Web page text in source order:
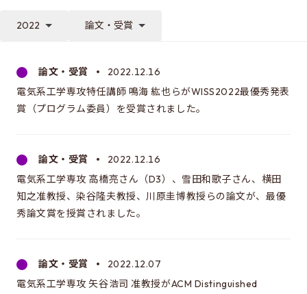
入試について
修士特別口述試験
入試案内書 / 出願サイトでの提出が必要な書類（入試
案内書、修論/博論研究課題内容、成績集計表）
試験科目に関する情報
EEISを目指す方へ
2022 論文・受賞
論文・受賞
2022.12.16
電気系工学専攻特任講師 鳴海 紘也らがWISS2022最優秀発表
賞（プログラム委員）を受賞されました。
論文・受賞
2022.12.16
電気系工学専攻 高橋亮さん（D3）、雪田和歌子さん、横田
知之准教授、染谷隆夫教授、川原圭博教授らの論文が、最優
秀論文賞を授賞されました。
論文・受賞
2022.12.07
電気系工学専攻 矢谷浩司 准教授がACM Distinguished